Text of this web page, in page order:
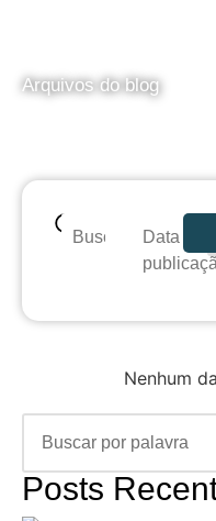
Arquivos do blog
Data de
Nenhum
Posts